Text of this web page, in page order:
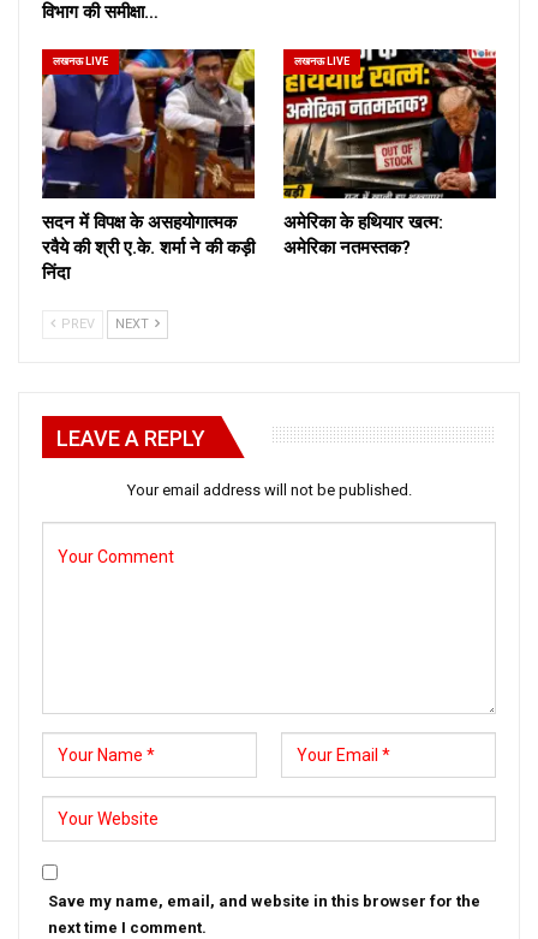
विभाग की समीक्षा…
लखनऊ LIVE
सदन में विपक्ष के असहयोगात्मक
रवैये की श्री ए.के. शर्मा ने की कड़ी
निंदा
लखनऊ LIVE
अमेरिका के हथियार खत्म:
अमेरिका नतमस्तक?
PREV NEXT
LEAVE A REPLY
Your email address will not be published.
Save my name, email, and website in this browser for the
next time I comment.